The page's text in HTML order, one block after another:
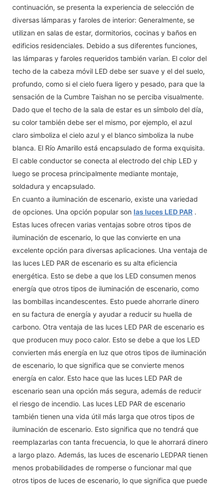
continuación, se presenta la experiencia de selección de
diversas lámparas y faroles de interior: Generalmente, se
utilizan en salas de estar, dormitorios, cocinas y baños en
edificios residenciales. Debido a sus diferentes funciones,
las lámparas y faroles requeridos también varían. El color del
techo de la cabeza móvil LED debe ser suave y el del suelo,
profundo, como si el cielo fuera ligero y pesado, para que la
sensación de la Cumbre Taishan no se perciba visualmente.
Dado que el techo de la sala de estar es un símbolo del día,
su color también debe ser el mismo, por ejemplo, el azul
claro simboliza el cielo azul y el blanco simboliza la nube
blanca. El Río Amarillo está encapsulado de forma exquisita.
El cable conductor se conecta al electrodo del chip LED y
luego se procesa principalmente mediante montaje,
soldadura y encapsulado.
En cuanto a iluminación de escenario, existe una variedad
de opciones. Una opción popular son las luces LED PAR .
Estas luces ofrecen varias ventajas sobre otros tipos de
iluminación de escenario, lo que las convierte en una
excelente opción para diversas aplicaciones. Una ventaja de
las luces LED PAR de escenario es su alta eficiencia
energética. Esto se debe a que los LED consumen menos
energía que otros tipos de iluminación de escenario, como
las bombillas incandescentes. Esto puede ahorrarle dinero
en su factura de energía y ayudar a reducir su huella de
carbono. Otra ventaja de las luces LED PAR de escenario es
que producen muy poco calor. Esto se debe a que los LED
convierten más energía en luz que otros tipos de iluminación
de escenario, lo que significa que se convierte menos
energía en calor. Esto hace que las luces LED PAR de
escenario sean una opción más segura, además de reducir
el riesgo de incendio. Las luces LED PAR de escenario
también tienen una vida útil más larga que otros tipos de
iluminación de escenario. Esto significa que no tendrá que
reemplazarlas con tanta frecuencia, lo que le ahorrará dinero
a largo plazo. Además, las luces de escenario LEDPAR tienen
menos probabilidades de romperse o funcionar mal que
otros tipos de luces de escenario, lo que significa que puede